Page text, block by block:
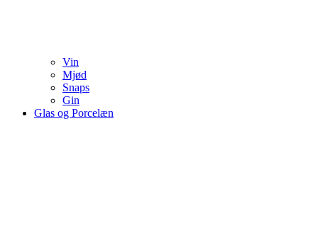
Vin
Mjød
Snaps
Gin
Glas og Porcelæn